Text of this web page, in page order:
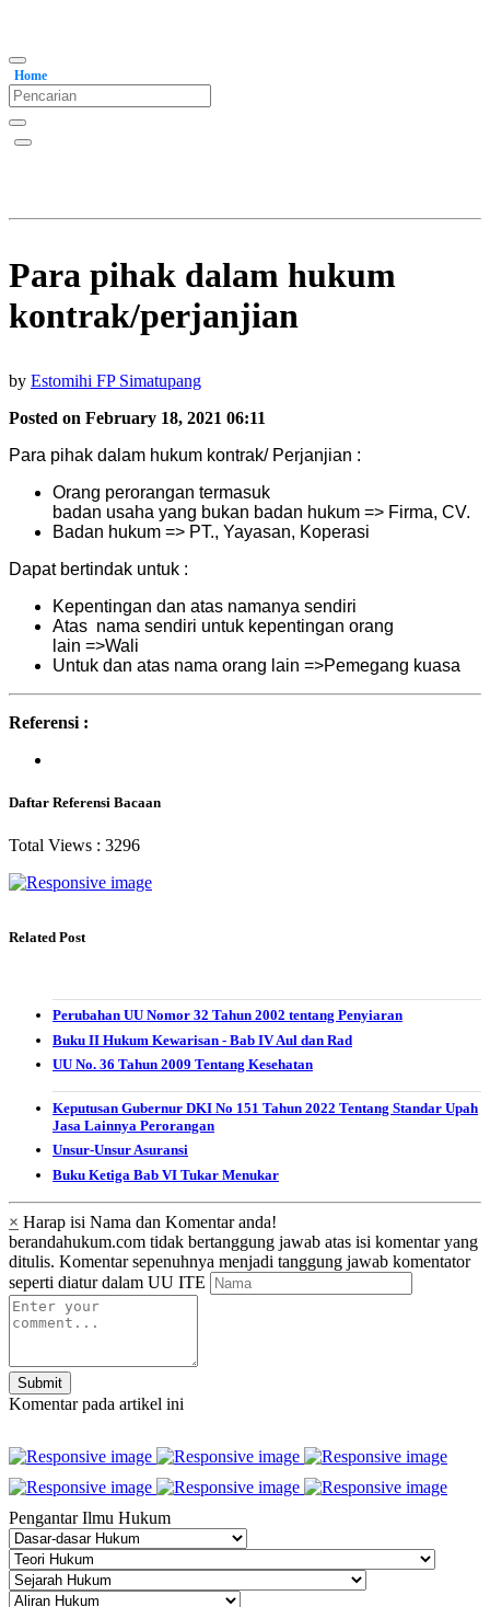
Home
Para pihak dalam hukum
kontrak/perjanjian
by Estomihi FP Simatupang
Posted on February 18, 2021 06:11
Para pihak dalam hukum kontrak/ Perjanjian :
Orang perorangan termasuk
badan usaha yang bukan badan hukum => Firma, CV.
Badan hukum => PT., Yayasan, Koperasi
Dapat bertindak untuk :
Kepentingan dan atas namanya sendiri
Atas nama sendiri untuk kepentingan orang
lain =>Wali
Untuk dan atas nama orang lain =>Pemegang kuasa
Referensi :
Daftar Referensi Bacaan
Total Views : 3296
Related Post
Perubahan UU Nomor 32 Tahun 2002 tentang Penyiaran
Buku II Hukum Kewarisan - Bab IV Aul dan Rad
UU No. 36 Tahun 2009 Tentang Kesehatan
Keputusan Gubernur DKI No 151 Tahun 2022 Tentang Standar Upah
Jasa Lainnya Perorangan
Unsur-Unsur Asuransi
Buku Ketiga Bab VI Tukar Menukar
× Harap isi Nama dan Komentar anda!
berandahukum.com tidak bertanggung jawab atas isi komentar yang
ditulis. Komentar sepenuhnya menjadi tanggung jawab komentator
seperti diatur dalam UU ITE
Submit
Komentar pada artikel ini
Pengantar Ilmu Hukum